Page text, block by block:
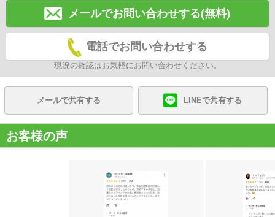
メールでお問い合わせする(無料)
電話でお問い合わせする
現況の確認はお気軽にお問い合わせください。
メールで共有する LINEで共有する
お客様の声